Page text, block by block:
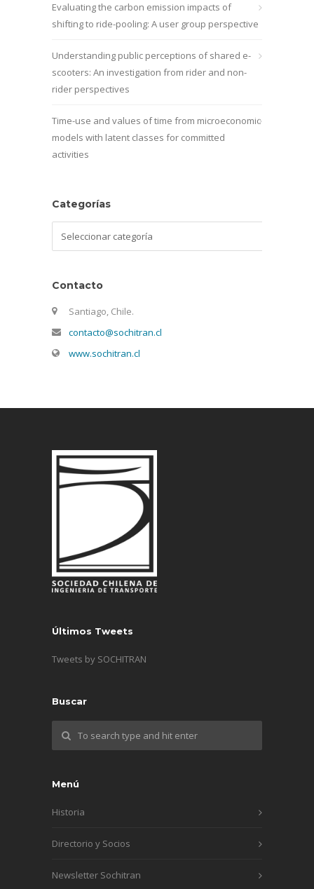
Evaluating the carbon emission impacts of
shifting to ride-pooling: A user group perspective
Understanding public perceptions of shared e-
scooters: An investigation from rider and non-
rider perspectives
Time-use and values of time from microeconomic
models with latent classes for committed
activities
Categorías
Contacto
Santiago, Chile.
contacto@sochitran.cl
www.sochitran.cl
Últimos Tweets
Tweets by SOCHITRAN
Buscar
Menú
Historia
Directorio y Socios
Newsletter Sochitran